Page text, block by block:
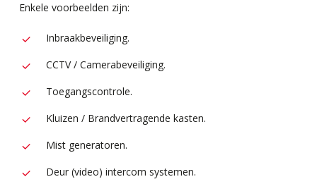
Enkele voorbeelden zijn:
Inbraakbeveiliging.
CCTV / Camerabeveiliging.
Toegangscontrole.
Kluizen / Brandvertragende kasten.
Mist generatoren.
Deur (video) intercom systemen.